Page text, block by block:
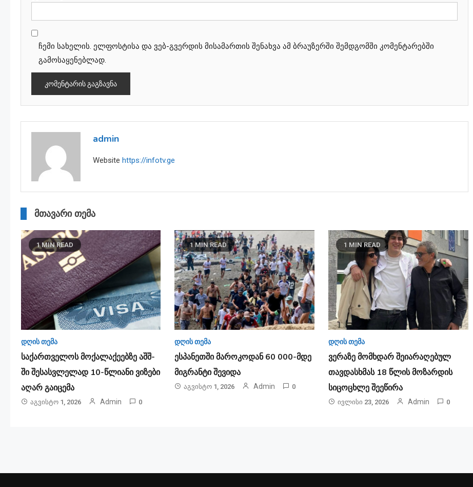
ჩემი სახელის. ელფოსტისა და ვებ-გვერდის მისამართის შენახვა ამ ბრაუზერში შემდგომში კომენტარებში
გამოსაყენებლად.
admin
Website https://infotv.ge
მთავარი თემა
1 MIN READ
დღის თემა
საქართველოს მოქალაქეებზე აშშ-
ში შესასვლელად 10-წლიანი ვიზები
აღარ გაიცემა
Აგვისტო 1, 2026 Admin 0
1 MIN READ
დღის თემა
ესპანეთში მა­რო­კო­დან 60 000-მდე
მიგ­რან­ტი შე­ვი­და
Აგვისტო 1, 2026 Admin 0
1 MIN READ
დღის თემა
ვერაზე მომხდარ შეიარაღებულ
თავდასხმას 18 წლის მოზარდის
სიცოცხლე შეეწირა
Ივლისი 23, 2026 Admin 0